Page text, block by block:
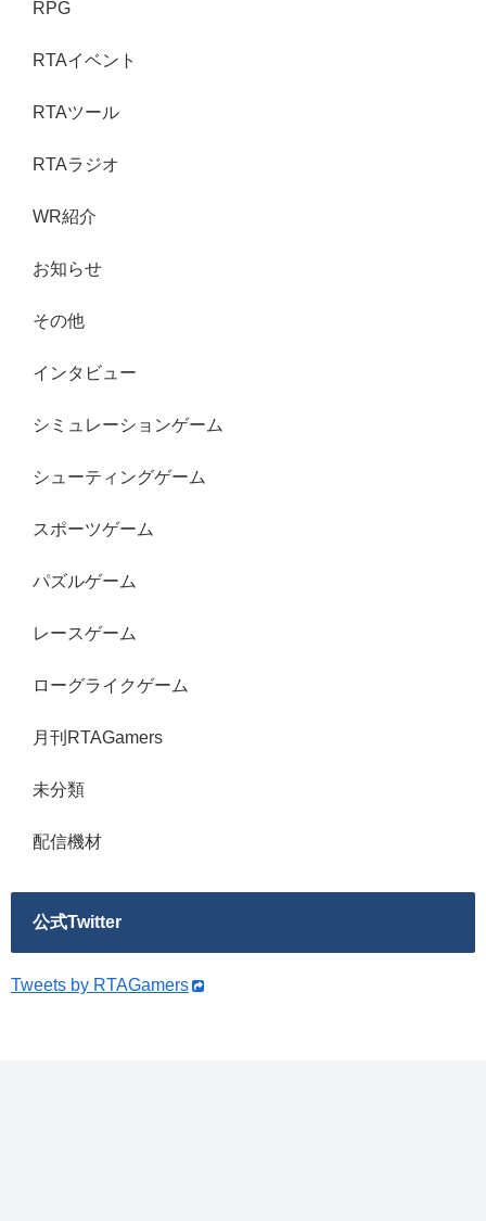
RPG
RTAイベント
RTAツール
RTAラジオ
WR紹介
お知らせ
その他
インタビュー
シミュレーションゲーム
シューティングゲーム
スポーツゲーム
パズルゲーム
レースゲーム
ローグライクゲーム
月刊RTAGamers
未分類
配信機材
公式Twitter
Tweets by RTAGamers